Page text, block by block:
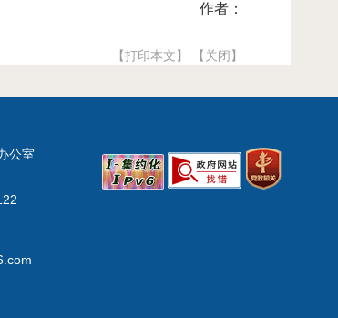
作者：
【打印本文】 【关闭】
公室